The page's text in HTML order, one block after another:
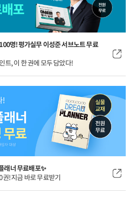
명! 평가실무 이성준 서브노트 무료
트, 이 한 권에 모두 담았다!
래너 무료배포✨
! 지금 바로 무료받기